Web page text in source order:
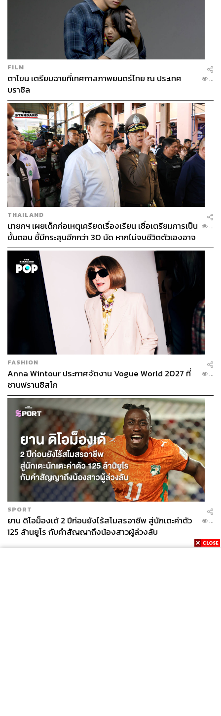
FILM
ตาโขน เตรียมฉายที่เทศกาลภาพยนตร์ไทย ณ ประเทศ
บราซิล
...
THAILAND
นายกฯ เผยเด็กก่อเหตุเครียดเรื่องเรียน เชื่อเตรียมการเป็น
ขั้นตอน ชี้มีกระสุนอีกกว่า 30 นัด หากไม่จบชีวิตตัวเองอาจ
สูญเสียเพิ่ม
...
FASHION
Anna Wintour ประกาศจัดงาน Vogue World 2027 ที่
ซานฟรานซิสโก
...
SPORT
ยาน ดิโอม็องเด้ 2 ปีก่อนยังไร้สโมสรอาชีพ สู่นักเตะค่าตัว
125 ล้านยูโร กับคำสัญญาถึงน้องสาวผู้ล่วงลับ
...